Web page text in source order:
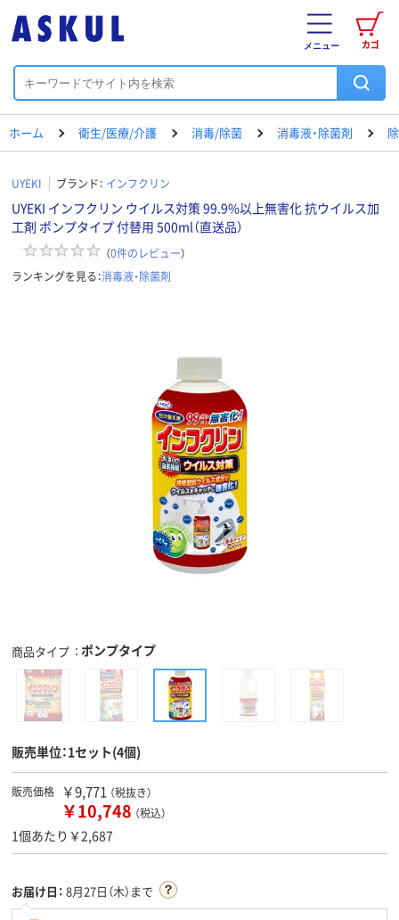
カゴ
メニュー
ホーム 衛生/医療/介護 消毒/除菌 消毒液・除菌剤
UYEKI ブランド： インフクリン
UYEKI インフクリン ウイルス対策 99.9%以上無害化 抗ウイルス加
工剤 ポンプタイプ 付替用 500ml（直送品）
（0件のレビュー）
ランキングを見る：消毒液・除菌剤
商品タイプ ポンプタイプ
販売単位：1セット(4個)
販売価格 ￥9,771 （税抜き）
￥10,748 （税込）
1個あたり￥2,687
お届け日： 8月27日（木）まで